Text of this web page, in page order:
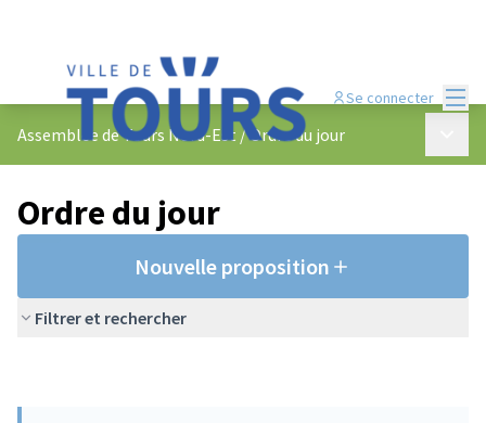
Se connecter
Assemblée de Tours Nord-Est /Ordre du jour
Ordre du jour
Nouvelle proposition
Filtrer et rechercher